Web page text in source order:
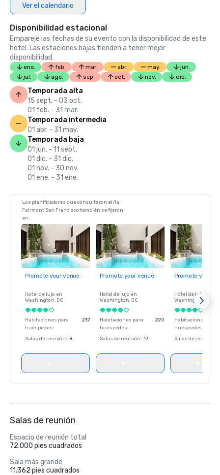
Ver el calendario
Disponibilidad estacional
Empareje las fechas de su evento con la disponibilidad de este
hotel. Las estaciones bajas tienden a tener mejor
disponibilidad.
ene. feb. mar. abr. may.
jun.
jul.
ago. sep. oct. nov. dic.
Temporada alta
15 sept. - 03 oct.
01 feb. - 31 mar.
Temporada intermedia
01 abr. - 31 may.
Temporada baja
01 jun. - 11 sept.
01 dic. - 31 dic.
01 nov. - 30 nov.
01 ene. - 31 ene.
Los planificadores que consultaron el/la
Fairmont San Francisco también se fijaron
en
Promote your venue
Hotel de lujo en
Washington, DC
Habitaciones para
huéspedes:
237
Salas de reunión: 8
Promote your venue
Hotel de lujo en
Washington, DC
Habitaciones para
huéspedes:
220
Salas de reunión: 17
Promote your
Hotel de lujo en
Washington
Habitaciones para
huéspedes
Salas de reunión
Salas de reunión
Espacio de reunión total
72.000 pies cuadrados
Sala más grande
11.362 pies cuadrados